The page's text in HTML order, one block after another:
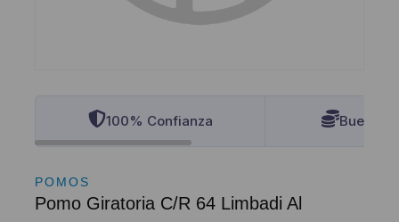
100% Confianza Buenos
POMOS
Pomo Giratoria C/R 64 Limbadi Al